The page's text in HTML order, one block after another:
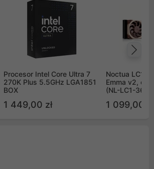
Procesor Intel Core Ultra 7
270K Plus 5.5GHz LGA1851
BOX
1 449,00 zł
Noctua LC1
Emma v2,
(NL-LC1-36)
1 099,00 zł